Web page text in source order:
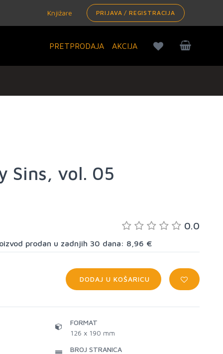
Knjižare PRIJAVA / REGISTRACIJA
PRETPRODAJA AKCIJA
Sins, vol. 05
0.0
prodan u zadnjih 30 dana: 8,96 €
DODAJ U KOŠARICU
FORMAT
126 x 190 mm
BROJ STRANICA